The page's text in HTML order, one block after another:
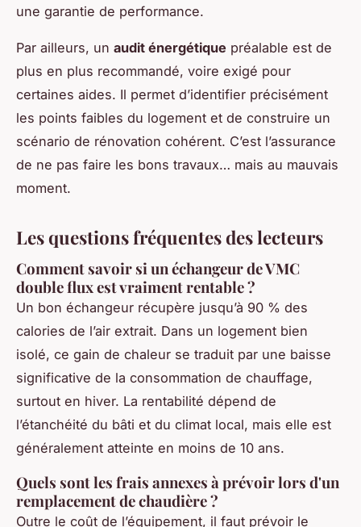
une garantie de performance.
Par ailleurs, un audit énergétique préalable est de
plus en plus recommandé, voire exigé pour
certaines aides. Il permet d’identifier précisément
les points faibles du logement et de construire un
scénario de rénovation cohérent. C’est l’assurance
de ne pas faire les bons travaux… mais au mauvais
moment.
Les questions fréquentes des lecteurs
Comment savoir si un échangeur de VMC
double flux est vraiment rentable ?
Un bon échangeur récupère jusqu’à 90 % des
calories de l’air extrait. Dans un logement bien
isolé, ce gain de chaleur se traduit par une baisse
significative de la consommation de chauffage,
surtout en hiver. La rentabilité dépend de
l’étanchéité du bâti et du climat local, mais elle est
généralement atteinte en moins de 10 ans.
Quels sont les frais annexes à prévoir lors d'un
remplacement de chaudière ?
Outre le coût de l’équipement, il faut prévoir le